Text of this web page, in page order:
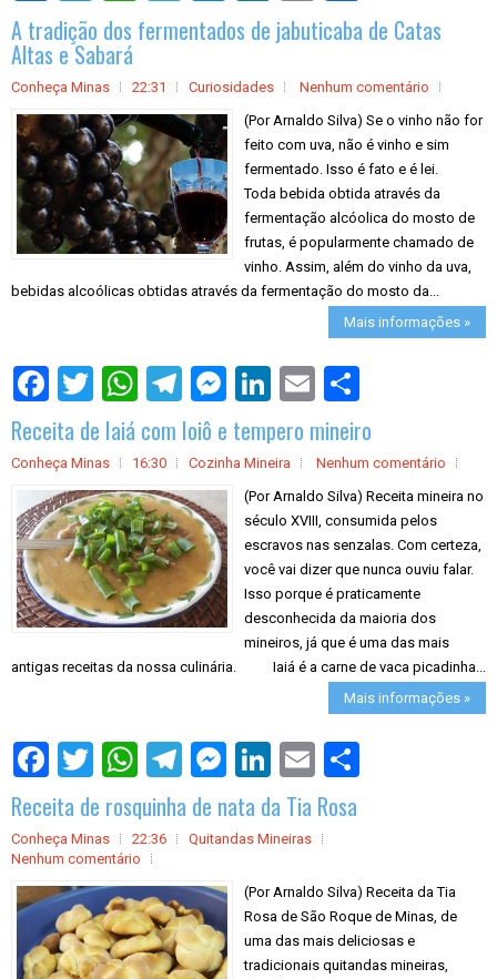
r
e
A tradição dos fermentados de jabuticaba de Catas
Altas e Sabará
Conheça Minas 22:31 Curiosidades
Nenhum comentário
(Por Arnaldo Silva) Se o vinho não for
feito com uva, não é vinho e sim
fermentado. Isso é fato e é lei.
Toda bebida obtida através da
fermentação alcóolica do mosto de
frutas, é popularmente chamado de
vinho. Assim, além do vinho da uva,
bebidas alcoólicas obtidas através da fermentação do mosto da...
Mais informações »
r
e
Receita de Iaiá com Ioiô e tempero mineiro
Conheça Minas 16:30 Cozinha Mineira
Nenhum comentário
(Por Arnaldo Silva) Receita mineira no
século XVIII, consumida pelos
escravos nas senzalas. Com certeza,
você vai dizer que nunca ouviu falar.
Isso porque é praticamente
desconhecida da maioria dos
mineiros, já que é uma das mais
antigas receitas da nossa culinária. Iaiá é a carne de vaca picadinha...
Mais informações »
Receita de rosquinha de nata da Tia Rosa
Conheça Minas 22:36
Quitandas Mineiras
Nenhum comentário
(Por Arnaldo Silva) Receita da Tia
Rosa de São Roque de Minas, de
uma das mais deliciosas e
tradicionais quitandas mineiras,